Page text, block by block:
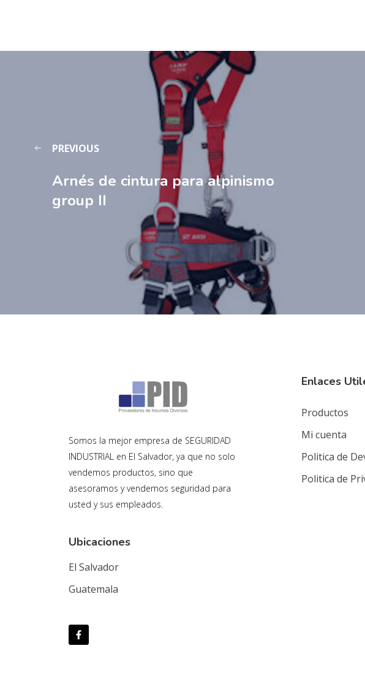
PREVIOUS
Arnés de cintura para alpinismo
group II
Somos la mejor empresa de SEGURIDAD
INDUSTRIAL en El Salvador, ya que no solo
vendemos productos, sino que
asesoramos y vendemos seguridad para
usted y sus empleados.
Ubicaciones
El Salvador
Guatemala
Enlaces
Productos
Mi cuenta
Politica de
Politica de